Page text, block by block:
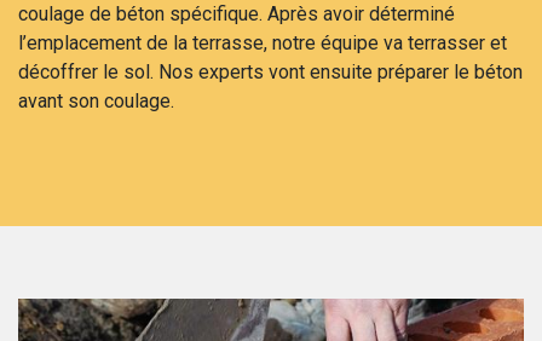
coulage de béton spécifique. Après avoir déterminé
l’emplacement de la terrasse, notre équipe va terrasser et
décoffrer le sol. Nos experts vont ensuite préparer le béton
avant son coulage.